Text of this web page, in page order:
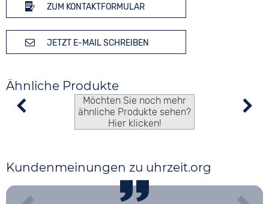
ZUM KONTAKTFORMULAR
JETZT E-MAIL SCHREIBEN
Ähnliche Produkte
Möchten Sie noch mehr
ähnliche Produkte sehen?
Hier klicken!
Kundenmeinungen zu uhrzeit.org